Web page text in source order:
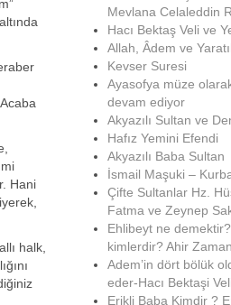
Hani
halk,
Mevlana Celaleddin
Hacı Bektaş Veli ve
Allah, Âdem ve
Kevser Suresi
Ayasofya müze
devam ediyor
Akyazılı Sultan ve
Hafız Yemini Efendi
Akyazılı Baba Sultan
İsmail Maşuki –
Çifte Sultanlar Hz.
Fatma ve Zeynep
Ehlibeyt ne
kimlerdir? Ahir
Adem’in dört bölük
eder-Hacı Bektaşi Veli
Erikli Baba Kimdir ?